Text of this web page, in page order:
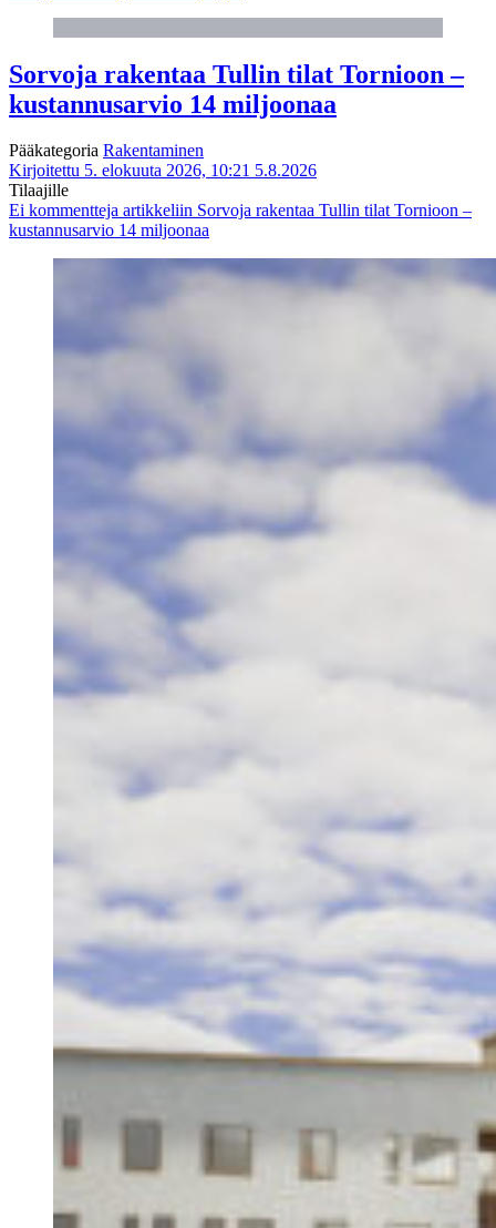
Sorvoja rakentaa Tullin tilat Tornioon –
kustannusarvio 14 miljoonaa
Pääkategoria Rakentaminen
Kirjoitettu 5. elokuuta 2026, 10:21 5.8.2026
Tilaajille
Ei kommentteja artikkeliin Sorvoja rakentaa Tullin tilat Tornioon –
kustannusarvio 14 miljoonaa